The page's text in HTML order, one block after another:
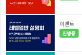
이벤트
진행중